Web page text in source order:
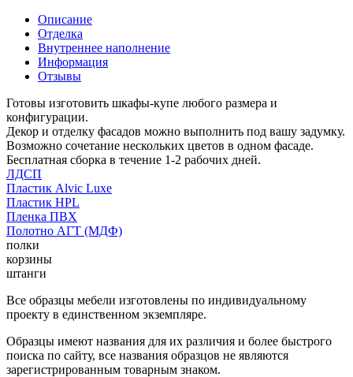
Описание
Отделка
Внутреннее наполнение
Информация
Отзывы
Готовы изготовить шкафы-купе любого размера и
конфигурации.
Декор и отделку фасадов можно выполнить под вашу задумку.
Возможно сочетание нескольких цветов в одном фасаде.
Бесплатная сборка в течение 1-2 рабочих дней.
ЛДСП
Пластик Alvic Luxe
Пластик HPL
Пленка ПВХ
Полотно АГТ (МДФ)
полки
корзины
штанги
Все образцы мебели изготовлены по индивидуальному
проекту в единственном экземпляре.
Образцы имеют названия для их различия и более быстрого
поиска по сайту, все названия образцов не являются
зарегистрированным товарным знаком.